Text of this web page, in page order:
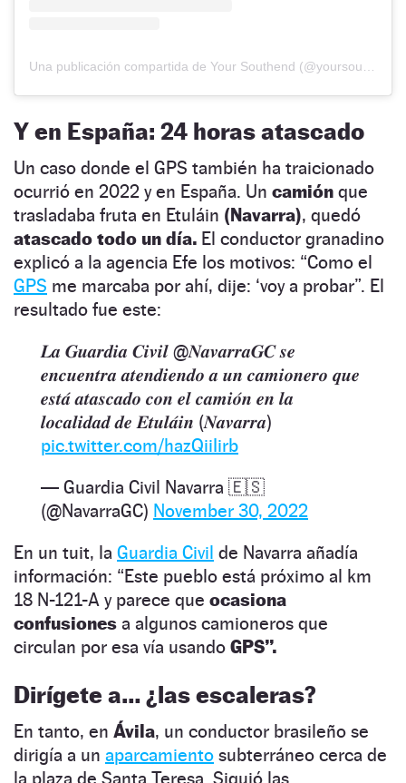
Una publicación compartida de Your Southend (@yoursouthend)
Y en España: 24 horas atascado
Un caso donde el GPS también ha traicionado
ocurrió en 2022 y en España. Un camión que
trasladaba fruta en Etuláin (Navarra), quedó
atascado todo un día. El conductor granadino
explicó a la agencia Efe los motivos: “Como el
GPS me marcaba por ahí, dije: ‘voy a probar”. El
resultado fue este:
𝑳𝒂 𝑮𝒖𝒂𝒓𝒅𝒊𝒂 𝑪𝒊𝒗𝒊𝒍 @𝑵𝒂𝒗𝒂𝒓𝒓𝒂𝑮𝑪 𝒔𝒆
𝒆𝒏𝒄𝒖𝒆𝒏𝒕𝒓𝒂 𝒂𝒕𝒆𝒏𝒅𝒊𝒆𝒏𝒅𝒐 𝒂 𝒖𝒏 𝒄𝒂𝒎𝒊𝒐𝒏𝒆𝒓𝒐 𝒒𝒖𝒆
𝒆𝒔𝒕𝒂́ 𝒂𝒕𝒂𝒔𝒄𝒂𝒅𝒐 𝒄𝒐𝒏 𝒆𝒍 𝒄𝒂𝒎𝒊𝒐́𝒏 𝒆𝒏 𝒍𝒂
𝒍𝒐𝒄𝒂𝒍𝒊𝒅𝒂𝒅 𝒅𝒆 𝑬𝒕𝒖𝒍𝒂́𝒊𝒏 (𝑵𝒂𝒗𝒂𝒓𝒓𝒂)
pic.twitter.com/hazQiiIirb
— Guardia Civil Navarra 🇪🇸
(@NavarraGC) November 30, 2022
En un tuit, la Guardia Civil de Navarra añadía
información: “Este pueblo está próximo al km
18 N-121-A y parece que ocasiona
confusiones a algunos camioneros que
circulan por esa vía usando GPS”.
Dirígete a… ¿las escaleras?
En tanto, en Ávila, un conductor brasileño se
dirigía a un aparcamiento subterráneo cerca de